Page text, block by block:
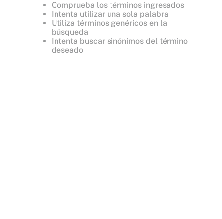
Comprueba los términos ingresados
Intenta utilizar una sola palabra
Utiliza términos genéricos en la
búsqueda
Intenta buscar sinónimos del término
deseado